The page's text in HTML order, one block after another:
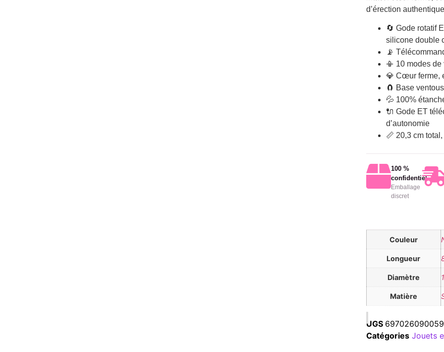
d’érection
🔄 Gode rotatif
silicone double
📡
📳 10 modes
💎 Cœur ferme,
🧲 Base
💦 100%
🔌 Gode ET
d’autonomie
📏 20,3 cm
100 %
confidentiel
Emballage
discret
Couleur
Longueur
Diamètre
Matière
UGS
Catégories Jouets